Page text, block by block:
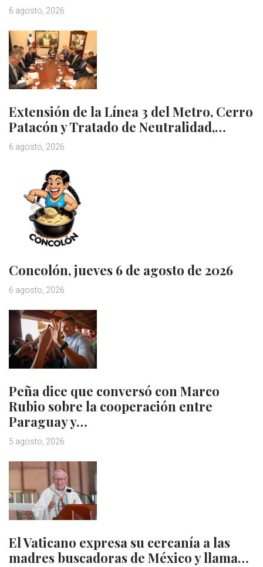
6 agosto, 2026
Extensión de la Línea 3 del Metro, Cerro
Patacón y Tratado de Neutralidad,…
6 agosto, 2026
Concolón, jueves 6 de agosto de 2026
6 agosto, 2026
Peña dice que conversó con Marco
Rubio sobre la cooperación entre
Paraguay y…
5 agosto, 2026
El Vaticano expresa su cercanía a las
madres buscadoras de México y llama…